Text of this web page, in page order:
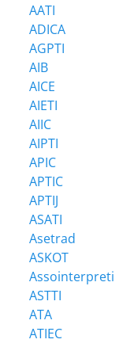
AATI
ADICA
AGPTI
AIB
AICE
AIETI
AIIC
AIPTI
APIC
APTIC
APTIJ
ASATI
Asetrad
ASKOT
Assointerpreti
ASTTI
ATA
ATIEC